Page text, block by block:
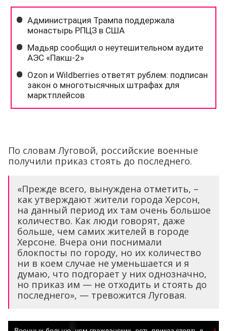
По словам Луговой, российские военные
получили приказ стоять до последнего.
«Прежде всего, вынуждена отметить, –
как утверждают жители города Херсон,
на данный период их там очень большое
количество. Как люди говорят, даже
больше, чем самих жителей в городе
Херсоне. Вчера они поснимали
блокпосты по городу, но их количество
ни в коем случае не уменьшается и я
думаю, что подгорает у них однозначно,
но приказ им — не отходить и стоять до
последнего», — тревожится Луговая.